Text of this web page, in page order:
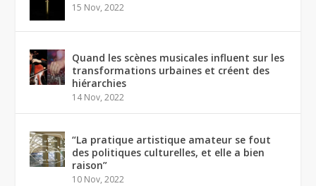
15 Nov, 2022
Quand les scènes musicales influent sur les
transformations urbaines et créent des
hiérarchies
14 Nov, 2022
“La pratique artistique amateur se fout
des politiques culturelles, et elle a bien
raison”
10 Nov, 2022